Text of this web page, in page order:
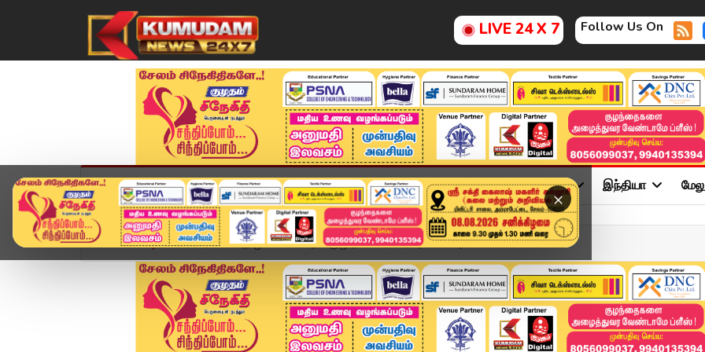
LIVE 24 X 7 Follow Us On
×
முகப்பு விளையாட்டு அண்மை தமிழ்நாடு சினிமா அரசியல் விளையாட்டு இந்தியா
Home வீடியோ ஸ்டோரி அதிமுக சட்டமன்றக் குழு தலைவர் யார்? | ADMK | EP...